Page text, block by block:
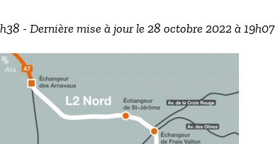
- Dernière mise à jour le 28 octobre 2022 à 19h07